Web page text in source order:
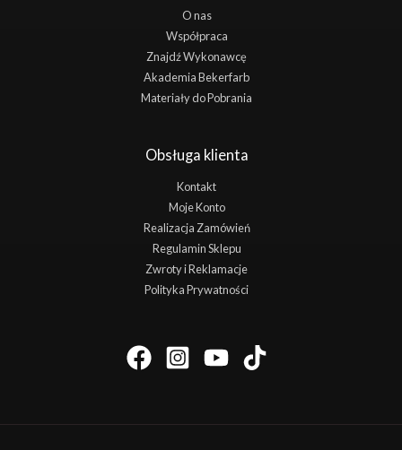
O nas
Współpraca
Znajdź Wykonawcę
Akademia Bekerfarb
Materiały do Pobrania
Obsługa klienta
Kontakt
Moje Konto
Realizacja Zamówień
Regulamin Sklepu
Zwroty i Reklamacje
Polityka Prywatności